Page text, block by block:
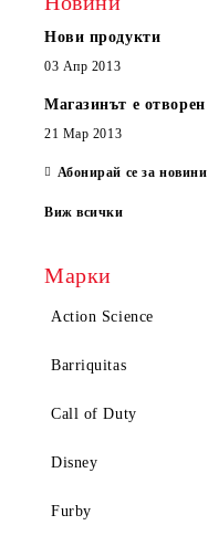
Нови продукти
03 Апр 2013
Магазинът е отворен
21 Мар 2013
Абонирай се за новини
Виж всички
Марки
Action Science
Barriquitas
Call of Duty
Disney
Furby